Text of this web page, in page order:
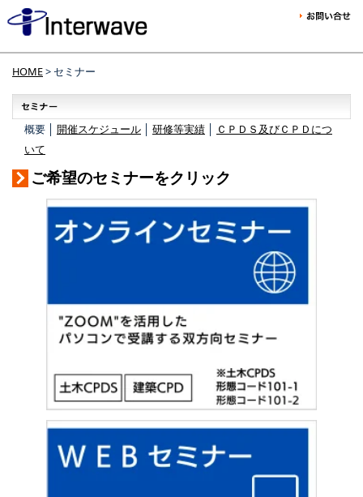
HOME> セミナー
概要 │ 開催スケジュール 研修等実績
ＣＰＤＳ及びＣＰＤにつ
いて
ご希望のセミナーをクリック